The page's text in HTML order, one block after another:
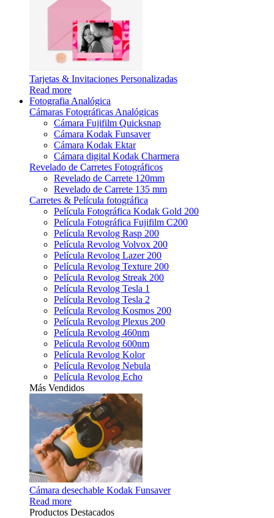
Tarjetas & Invitaciones Personalizadas
Read more
Fotografia Analógica
Cámaras Fotográficas Analógicas
Cámara Fujifilm Quicksnap
Cámara Kodak Funsaver
Cámara Kodak Ektar
Cámara digital Kodak Charmera
Revelado de Carretes Fotográficos
Revelado de Carrete 120mm
Revelado de Carrete 135 mm
Carretes & Película fotográfica
Película Fotográfica Kodak Gold 200
Película Fotográfica Fujifilm C200
Película Revolog Rasp 200
Película Revolog Volvox 200
Película Revolog Lazer 200
Película Revolog Texture 200
Película Revolog Streak 200
Película Revolog Tesla 1
Película Revolog Tesla 2
Película Revolog Kosmos 200
Película Revolog Plexus 200
Película Revolog 460nm
Película Revolog 600nm
Película Revolog Kolor
Película Revolog Nebula
Película Revolog Echo
Más Vendidos
Cámara desechable Kodak Funsaver
Read more
Productos Destacados